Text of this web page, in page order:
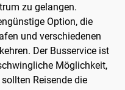
zu gelangen.
Option, die
und verschiedenen
Der Busservice ist
Möglichkeit,
Reisende die